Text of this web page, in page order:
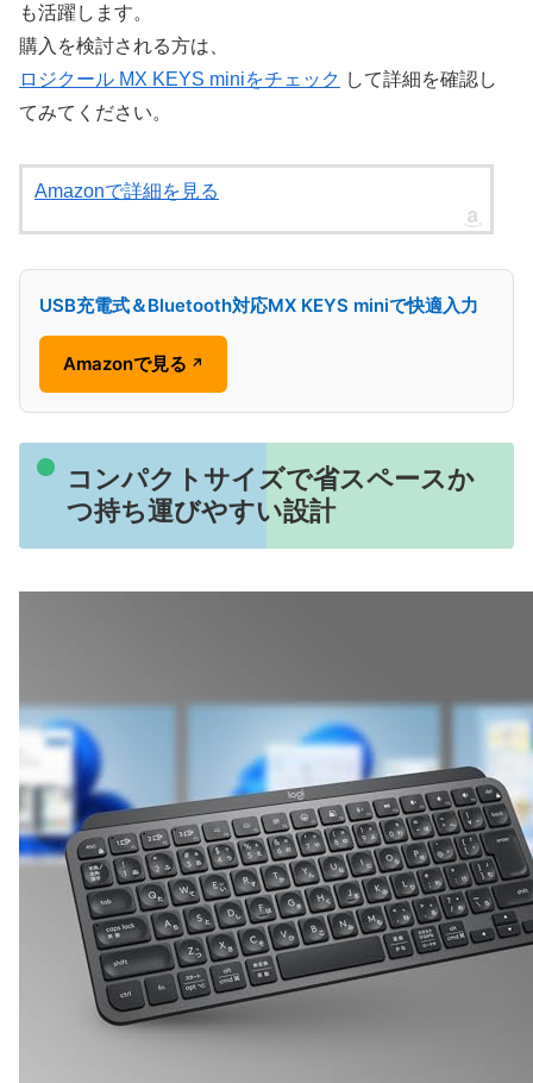
も活躍します。
購入を検討される方は、
ロジクール MX KEYS miniをチェック して詳細を確認し
てみてください。
Amazonで詳細を見る
USB充電式＆Bluetooth対応MX KEYS miniで快適入力
Amazonで見る ↗
コンパクトサイズで省スペースか
つ持ち運びやすい設計